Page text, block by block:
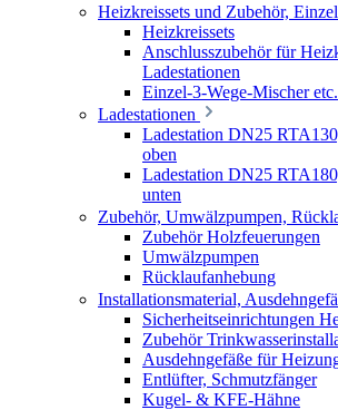
Heizkreissets und Zubehör,
Heizkreissets
Anschlusszubehör für
Ladestationen
Einzel-3-Wege-Mischer etc.
Ladestationen
Ladestation DN25
oben
Ladestation DN25
unten
Zubehör, Umwälzpumpen,
Zubehör Holzfeuerungen
Umwälzpumpen
Rücklaufanhebung
Installationsmaterial,
Sicherheitseinrichtungen
Zubehör
Ausdehngefäße für
Entlüfter, Schmutzfänger
Kugel- & KFE-Hähne